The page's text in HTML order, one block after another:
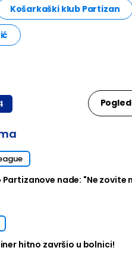
Košarkaški klub Partizan
Partizanove nade: "Ne zovite
hitno završio u bolnici!